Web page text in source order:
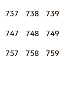
737 738 739
747 748 749
757 758 759